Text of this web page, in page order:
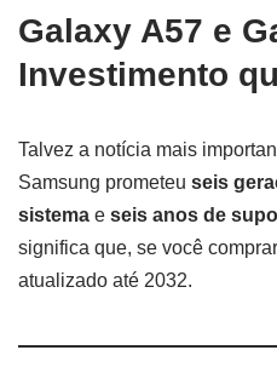
Galaxy A57 e
Investimento
Talvez a notícia mais
Samsung prometeu seis
sistema e seis anos de
significa que, se você
atualizado até 2032.